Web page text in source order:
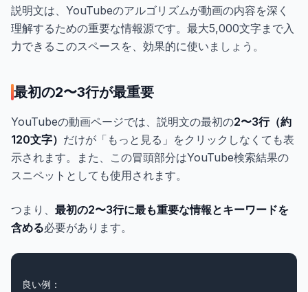
説明文は、YouTubeのアルゴリズムが動画の内容を深く
理解するための重要な情報源です。最大5,000文字まで入
力できるこのスペースを、効果的に使いましょう。
最初の2〜3行が最重要
YouTubeの動画ページでは、説明文の最初の2〜3行（約
120文字） だけが「もっと見る」をクリックしなくても表
示されます。また、この冒頭部分はYouTube検索結果の
スニペットとしても使用されます。
つまり、 最初の2〜3行に最も重要な情報とキーワードを
含める必要があります。
良い例：